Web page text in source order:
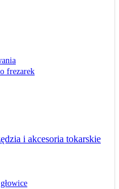
frezarek
i akcesoria tokarskie